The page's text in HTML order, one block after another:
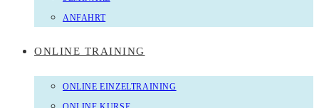
ANFAHRT
ONLINE TRAINING
ONLINE EINZELTRAINING